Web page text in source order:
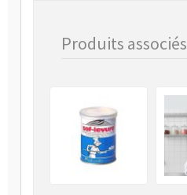
Produits associés